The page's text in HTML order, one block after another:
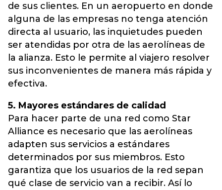
de sus clientes. En un aeropuerto en donde
alguna de las empresas no tenga atención
directa al usuario, las inquietudes pueden
ser atendidas por otra de las aerolíneas de
la alianza. Esto le permite al viajero resolver
sus inconvenientes de manera más rápida y
efectiva.
5. Mayores estándares de calidad
Para hacer parte de una red como Star
Alliance es necesario que las aerolíneas
adapten sus servicios a estándares
determinados por sus miembros. Esto
garantiza que los usuarios de la red sepan
qué clase de servicio van a recibir. Así lo